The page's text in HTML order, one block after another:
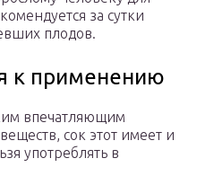
за сутки
плодов.
к применению
впечатляющим
сок этот имеет и
употреблять в